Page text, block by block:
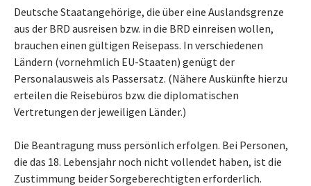
Deutsche Staatangehörige, die über eine Auslandsgrenze
aus der BRD ausreisen bzw. in die BRD einreisen wollen,
brauchen einen gültigen Reisepass. In verschiedenen
Ländern (vornehmlich EU-Staaten) genügt der
Personalausweis als Passersatz. (Nähere Auskünfte hierzu
erteilen die Reisebüros bzw. die diplomatischen
Vertretungen der jeweiligen Länder.)
Die Beantragung muss persönlich erfolgen. Bei Personen,
die das 18. Lebensjahr noch nicht vollendet haben, ist die
Zustimmung beider Sorgeberechtigten erforderlich.